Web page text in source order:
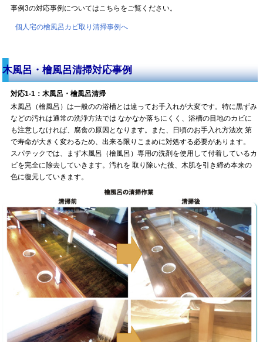
事例3の対応事例についてはこちらをご覧ください。
個人宅の檜風呂カビ取り清掃事例へ
木風呂・檜風呂清掃対応事例
対応1-1：木風呂・檜風呂清掃
木風呂（檜風呂）は一般のの浴槽とは違ってお手入れが大変です。特に黒ずみ
などの汚れは通常の洗浄方法では なかなか落ちにくく、浴槽の目地のカビに
も注意しなければ、腐食の原因となります。また、日頃のお手入れ方法次 第
で寿命が大きく変わるため、出来る限りこまめに対処する必要があります。
スパテックでは、まず木風呂（檜風呂）専用の洗剤を使用して付着しているカ
ビを完全に除去していきます。汚れを 取り除いた後、木肌を引き締め本来の
色に復元していきます。